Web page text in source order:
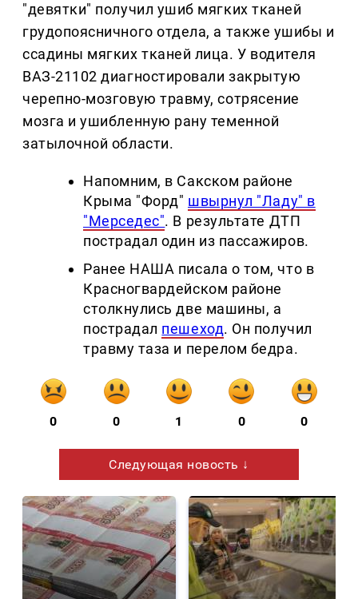
"девятки" получил ушиб мягких тканей
грудопоясничного отдела, а также ушибы и
ссадины мягких тканей лица. У водителя
ВАЗ-21102 диагностировали закрытую
черепно-мозговую травму, сотрясение
мозга и ушибленную рану теменной
затылочной области.
Напомним, в Сакском районе
Крыма "Форд" швырнул "Ладу" в
"Мерседес". В результате ДТП
пострадал один из пассажиров.
Ранее НАША писала о том, что в
Красногвардейском районе
столкнулись две машины, а
пострадал пешеход. Он получил
травму таза и перелом бедра.
0 0 1 0 0
Следующая новость ↓